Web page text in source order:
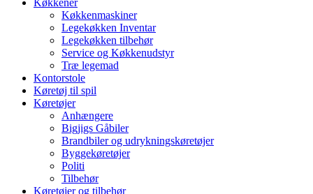
Køkkenmaskiner
Legekøkken Inventar
Legekøkken tilbehør
Service og Køkkenudstyr
Træ legemad
Kontorstole
Køretøj til spil
Køretøjer
Anhængere
Bigjigs Gåbiler
Brandbiler og udrykningskøretøjer
Byggekøretøjer
Politi
Tilbehør
Køretøjer og tilbehør